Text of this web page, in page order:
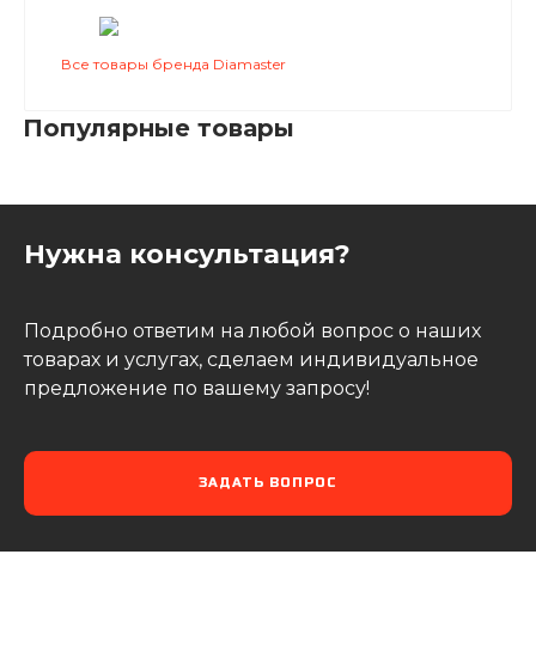
Все товары бренда Diamaster
Популярные товары
Нужна консультация?
Подробно ответим на любой вопрос о наших
товарах и услугах, сделаем индивидуальное
предложение по вашему запросу!
ЗАДАТЬ ВОПРОС